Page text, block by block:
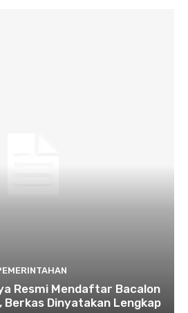
Resmi Mendaftar Bacalon
Berkas Dinyatakan Lengkap